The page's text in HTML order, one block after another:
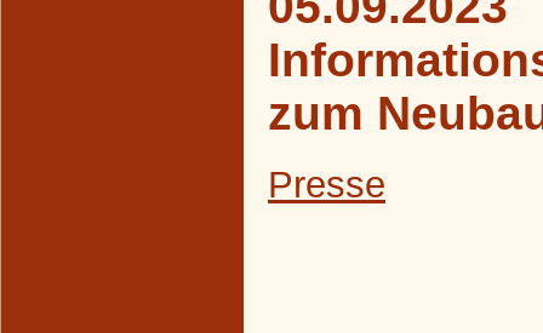
zum
Presse